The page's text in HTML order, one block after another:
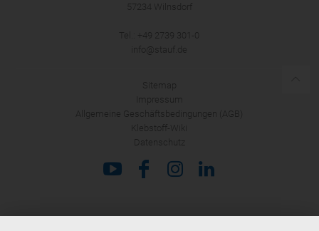
57234 Wilnsdorf
Tel.: +49 2739 301-0
info@stauf.de
Sitemap
Impressum
Allgemeine Geschäftsbedingungen (AGB)
Klebstoff-Wiki
Datenschutz